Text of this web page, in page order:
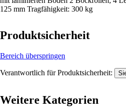
125 mm Tragfähigkeit: 300 kg
Produktsicherheit
Bereich überspringen
Verantwortlich für Produktsicherheit:
Weitere Kategorien